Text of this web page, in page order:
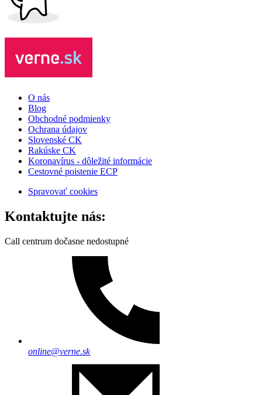
O nás
Blog
Obchodné podmienky
Ochrana údajov
Slovenské CK
Rakúske CK
Koronavírus - dôležité informácie
Cestovné poistenie ECP
Spravovať cookies
Kontaktujte nás:
Call centrum dočasne nedostupné
online@verne.sk